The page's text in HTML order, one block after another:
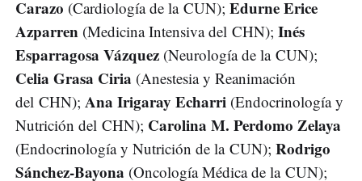
Carazo (Cardiología de la CUN); Edurne Erice
Azparren (Medicina Intensiva del CHN); Inés
Esparragosa Vázquez (Neurología de la CUN);
Celia Grasa Ciria (Anestesia y Reanimación
del CHN); Ana Irigaray Echarri (Endocrinología y
Nutrición del CHN); Carolina M. Perdomo Zelaya
(Endocrinología y Nutrición de la CUN); Rodrigo
Sánchez-Bayona (Oncología Médica de la CUN);